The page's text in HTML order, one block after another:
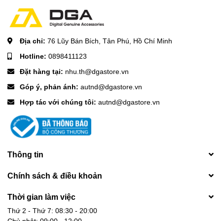
Địa chỉ: 76 Lũy Bán Bích, Tân Phú, Hồ Chí Minh
Hotline: 0898411123
Đặt hàng tại: nhu.th@dgastore.vn
Góp ý, phản ánh: autnd@dgastore.vn
Hợp tác với chúng tôi: autnd@dgastore.vn
Thông tin
Chính sách & điều khoản
Thời gian làm việc
Thứ 2 - Thứ 7: 08:30 - 20:00